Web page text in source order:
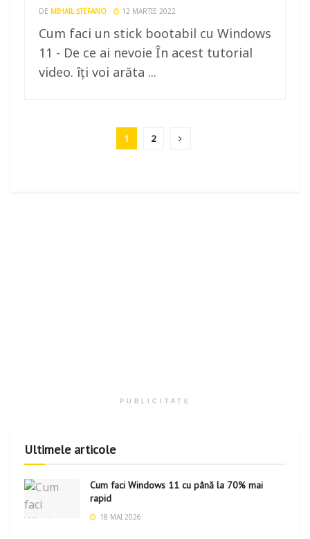
DE MIHAIL ȘTEFANO 12 MARTIE 2022
Cum faci un stick bootabil cu Windows
11 - De ce ai nevoie În acest tutorial
video. îți voi arăta ...
1 2
PUBLICITATE
Ultimele articole
Cum faci Windows 11 cu până la 70% mai
rapid
18 MAI 2026